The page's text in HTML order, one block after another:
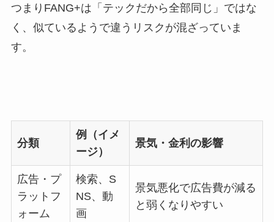
つまりFANG+は「テックだから全部同じ」ではな
く、似ているようで違うリスクが混ざっていま
す。
分類
例（イメ
ージ）
景気・金利の影響
広告・プ
ラットフ
ォーム
検索、S
NS、動
画
景気悪化で広告費が減る
と弱くなりやすい